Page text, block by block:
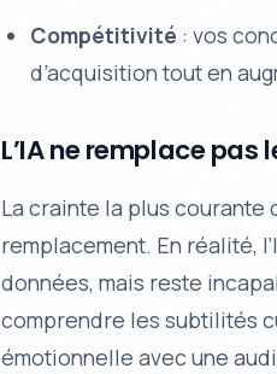
Compétitivité : vos
d’acquisition tout en
L’IA ne remplace
La crainte la plus courante
remplacement. En réalité,
données, mais reste
comprendre les subtilités
émotionnelle avec une